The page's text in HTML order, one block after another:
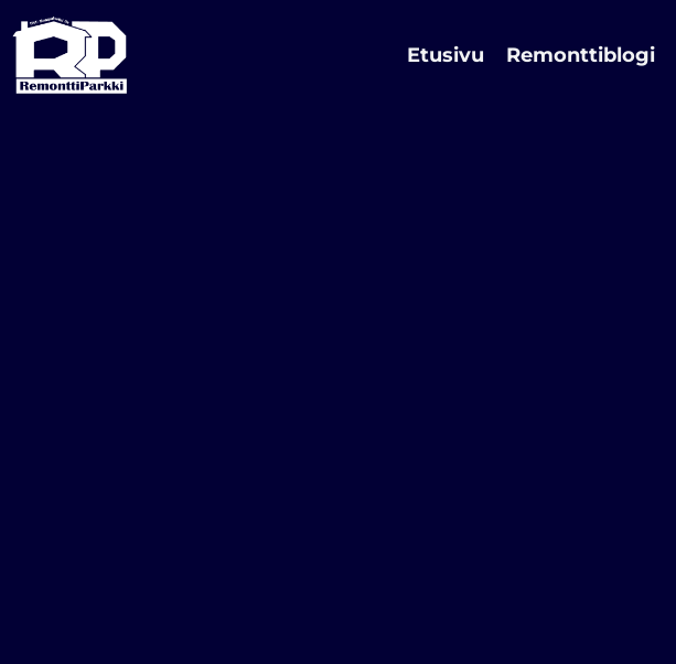
Siirry
sisältöön
Etusivu Remonttiblogi